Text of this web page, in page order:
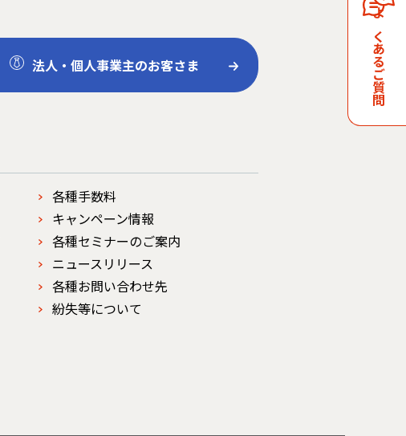
よくあるご質問
法人・個人事業主のお客さま
各種手数料
キャンペーン情報
各種セミナーのご案内
ニュースリリース
各種お問い合わせ先
紛失等について